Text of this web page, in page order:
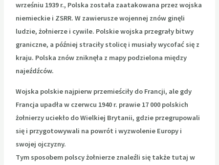
wrześniu 1939 r., Polska została zaatakowana przez wojska
niemieckie i ZSRR. W zawierusze wojennej znów ginęli
ludzie, żołnierze i cywile. Polskie wojska przegrały bitwy
graniczne, a później straciły stolicę i musiały wycofać się z
kraju. Polska znów zniknęła z mapy podzielona między
najeźdźców.
Wojska polskie najpierw przemieściły do Francji, ale gdy
Francja upadła w czerwcu 1940 r. prawie 17 000 polskich
żołnierzy uciekło do Wielkiej Brytanii, gdzie przegrupowali
się i przygotowywali na powrót i wyzwolenie Europy i
swojej ojczyzny.
Tym sposobem polscy żołnierze znaleźli się także tutaj w